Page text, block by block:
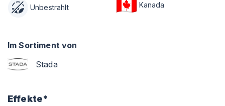
Unbestrahlt Kanada
Im Sortiment von
Stada
Effekte*